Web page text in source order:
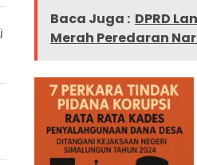
Baca Juga : DPRD
Merah Peredaran